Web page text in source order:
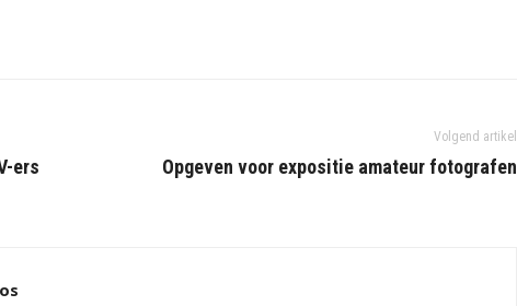
ers
Volgend artikel
Opgeven voor expositie amateur fotografen